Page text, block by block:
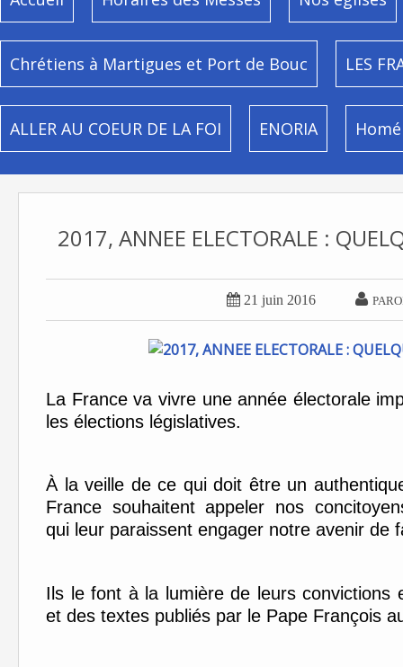
Chrétiens à Martigues et Port de Bouc LES
ALLER AU COEUR DE LA FOI ENORIA
2017, ANNEE ELECTORALE :
 21 juin 2016 
La France va vivre une année électorale
les élections législatives.
À la veille de ce qui doit être un
France souhaitent appeler nos
qui leur paraissent engager notre avenir de
Ils le font à la lumière de leurs convictions
et des textes publiés par le Pape François